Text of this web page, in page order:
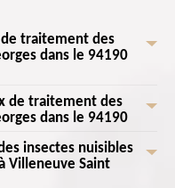
traitement des
dans le 94190
normes de construction sont
de tâches. Des travaux de
Ce sont les normes de
pour la garantie de la
en bois. Les opérations de
de traitement des
dans le 94190
les charpentes des
au feu. Ainsi, il y a une
insectes nuisibles
Villeneuve Saint